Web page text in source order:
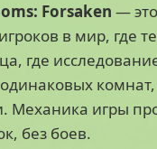
Forsaken —
в мир, где
где
Механика игры
без боев.